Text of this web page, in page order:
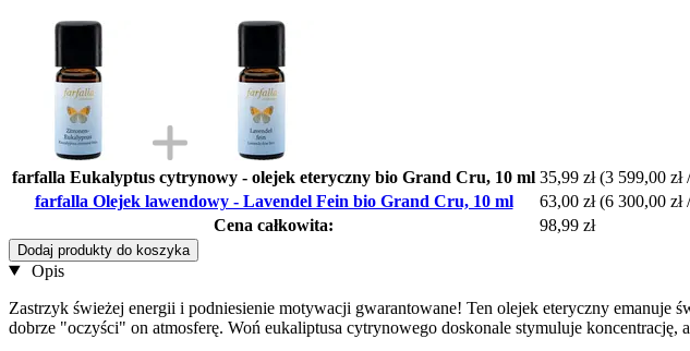
farfalla Eukalyptus cytrynowy - olejek eteryczny bio Grand Cru, 10 ml 35,99 zł (3 599,00 zł
farfalla Olejek lawendowy - Lavendel Fein bio Grand Cru, 10 ml
63,00 zł (6 300,00 zł
Cena całkowita:
98,99 zł
Dodaj produkty do koszyka
Opis
Zastrzyk świeżej energii i podniesienie motywacji gwarantowane! Ten olejek eteryczny
dobrze "oczyści" on atmosferę. Woń eukaliptusa cytrynowego doskonale stymuluje koncentrację,